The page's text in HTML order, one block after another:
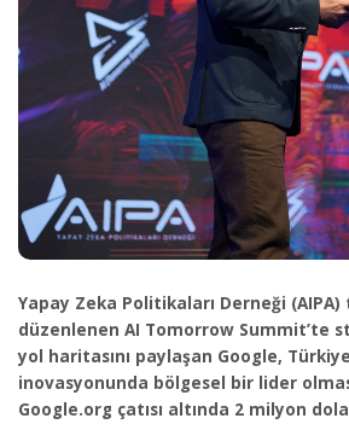
Yapay Zeka Politikaları Derneği
düzenlenen AI Tomorrow Summit’te
yol haritasını paylaşan Google,
inovasyonunda bölgesel bir lider
Google.org çatısı altında 2 milyon